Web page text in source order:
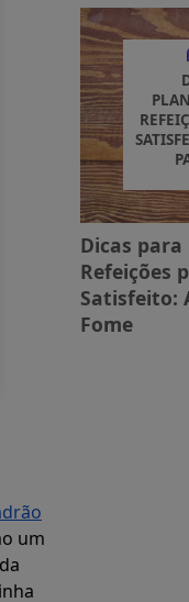
um
Dicas
Refeições
Satisfeito:
Fome